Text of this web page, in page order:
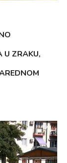
U ZRAKU,